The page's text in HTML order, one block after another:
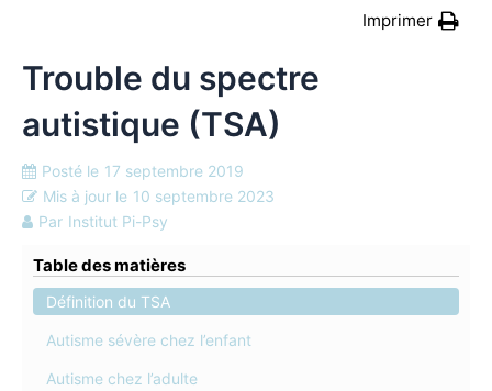
Imprimer
Trouble du spectre
autistique (TSA)
Posté le 17 septembre 2019
Mis à jour le 10 septembre 2023
Par Institut Pi-Psy
Table des matières
Définition du TSA
Autisme sévère chez l’enfant
Autisme chez l’adulte